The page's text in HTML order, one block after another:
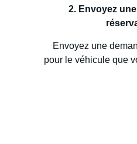
2. Envoyez
Envoyez une
pour le véhicule que